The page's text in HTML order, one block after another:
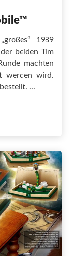
1989
beiden Tim
machten
werden wird.